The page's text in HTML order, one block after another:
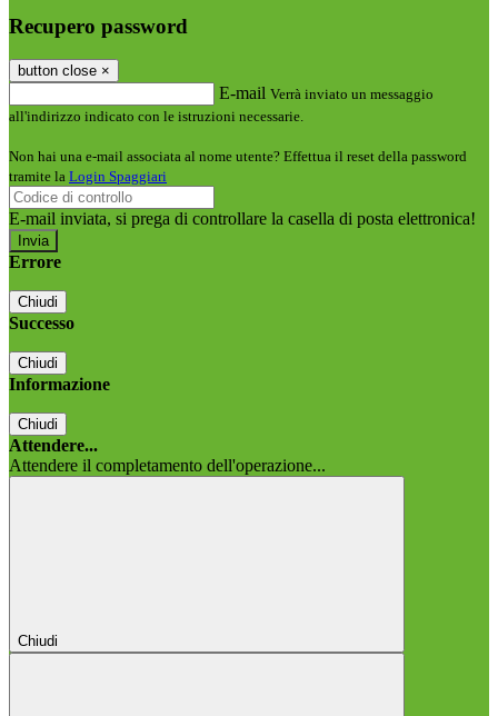
Recupero password
button close ×
E-mail Verrà inviato un messaggio
all'indirizzo indicato con le istruzioni necessarie.
Non hai una e-mail associata al nome utente? Effettua il reset della password
tramite la Login Spaggiari
E-mail inviata, si prega di controllare la casella di posta elettronica!
Errore
Chiudi
Successo
Chiudi
Informazione
Chiudi
Attendere...
Attendere il completamento dell'operazione...
Chiudi